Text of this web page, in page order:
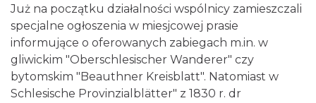
Już na początku działalności wspólnicy zamieszczali
specjalne ogłoszenia w miesjcowej prasie
informujące o oferowanych zabiegach m.in. w
gliwickim "Oberschlesischer Wanderer" czy
bytomskim "Beauthner Kreisblatt". Natomiast w
Schlesische Provinzialblätter" z 1830 r. dr